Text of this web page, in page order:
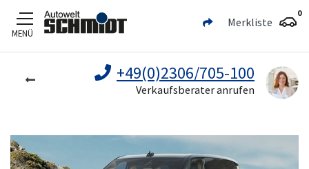
Zum Hauptinhalt
MENÜ
Merkliste
0
+49(0)2306/705-100
Verkaufsberater anrufen